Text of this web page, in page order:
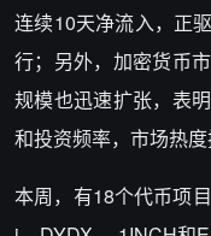
连续10天净流入，正
行；另外，加密货币
规模也迅速扩张，表
和投资频率，市场热
本周，有18个代币项